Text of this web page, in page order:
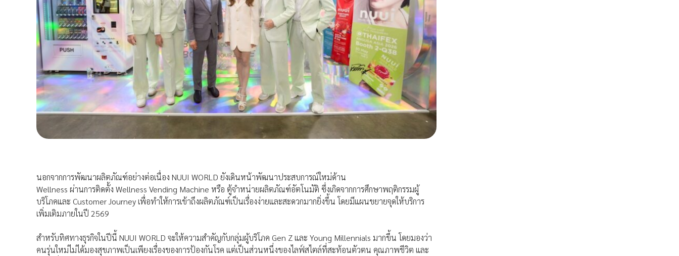
นอกจากการพัฒนาผลิตภัณฑ์อย่างต่อเนื่อง NUUI WORLD ยังเดินหน้าพัฒนาประสบการณ์ใหม่ด้าน
Wellness ผ่านการติดตั้ง Wellness Vending Machine หรือ ตู้จำหน่ายผลิตภัณฑ์อัตโนมัติ ซึ่งเกิดจากการศึกษาพฤติกรรมผู้
บริโภคและ Customer Journey เพื่อทำให้การเข้าถึงผลิตภัณฑ์เป็นเรื่องง่ายและสะดวกมากยิ่งขึ้น โดยมีแผนขยายจุดให้บริการ
เพิ่มเติมภายในปี 2569
สำหรับทิศทางธุรกิจในปีนี้ NUUI WORLD จะให้ความสำคัญกับกลุ่มผู้บริโภค Gen Z และ Young Millennials มากขึ้น โดยมองว่า
คนรุ่นใหม่ไม่ได้มองสุขภาพเป็นเพียงเรื่องของการป้องกันโรค แต่เป็นส่วนหนึ่งของไลฟ์สไตล์ที่สะท้อนตัวตน คุณภาพชีวิต และ